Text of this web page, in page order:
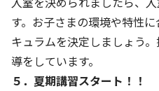
す。お子さまの環境や特性
キュラムを決定しましょう
導をしています。
５．夏期講習スタート！！